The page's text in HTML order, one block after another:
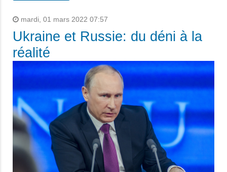
mardi, 01 mars 2022 07:57
Ukraine et Russie: du déni à la
réalité